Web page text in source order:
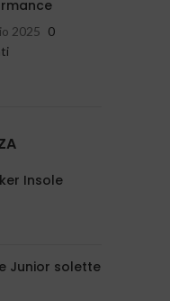
2025 0
Insole
Junior solette